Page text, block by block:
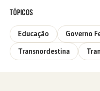
TÓPICOS
Educação Governo
Transnordestina